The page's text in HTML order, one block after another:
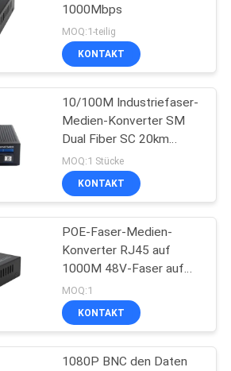
1000Mbps
MOQ:1-teilig
KONTAKT
10/100M Industriefaser-
Medien-Konverter SM
Dual Fiber SC 20km
1310nm mit Din-Rail
Mount für harte
Außenanwendungen
MOQ:1 Stücke
KONTAKT
POE-Faser-Medien-
Konverter RJ45 auf
1000M 48V-Faser auf
POE-Ethernet-Konverter
mit POE-betriebenem
Schalter
MOQ:1
KONTAKT
1080P BNC den Daten